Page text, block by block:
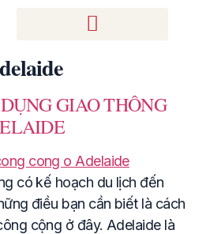
GIAO THÔNG
có kế hoạch du lịch đến
điều bạn cần biết là cách
cộng ở đây. Adelaide là